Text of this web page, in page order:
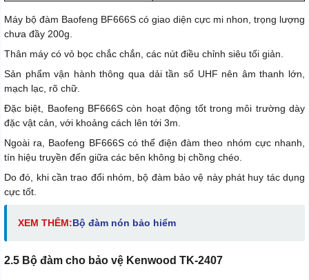
Máy bộ đàm Baofeng BF666S có giao diện cực mi nhon, trọng lượng
chưa đầy 200g.
Thân máy có vỏ bọc chắc chắn, các nút điều chỉnh siêu tối giản.
Sản phẩm vận hành thông qua dải tần số UHF nên âm thanh lớn,
mạch lạc, rõ chữ.
Đặc biệt, Baofeng BF666S còn hoạt động tốt trong môi trường dày
đặc vật cản, với khoảng cách lên tới 3m.
Ngoài ra, Baofeng BF666S có thể điện đàm theo nhóm cực nhanh,
tín hiệu truyền đến giữa các bên không bị chồng chéo.
Do đó, khi cần trao đổi nhóm, bộ đàm bảo vệ này phát huy tác dụng
cực tốt.
XEM THÊM:Bộ đàm nón bảo hiểm
2.5 Bộ đàm cho bảo vệ Kenwood TK-2407